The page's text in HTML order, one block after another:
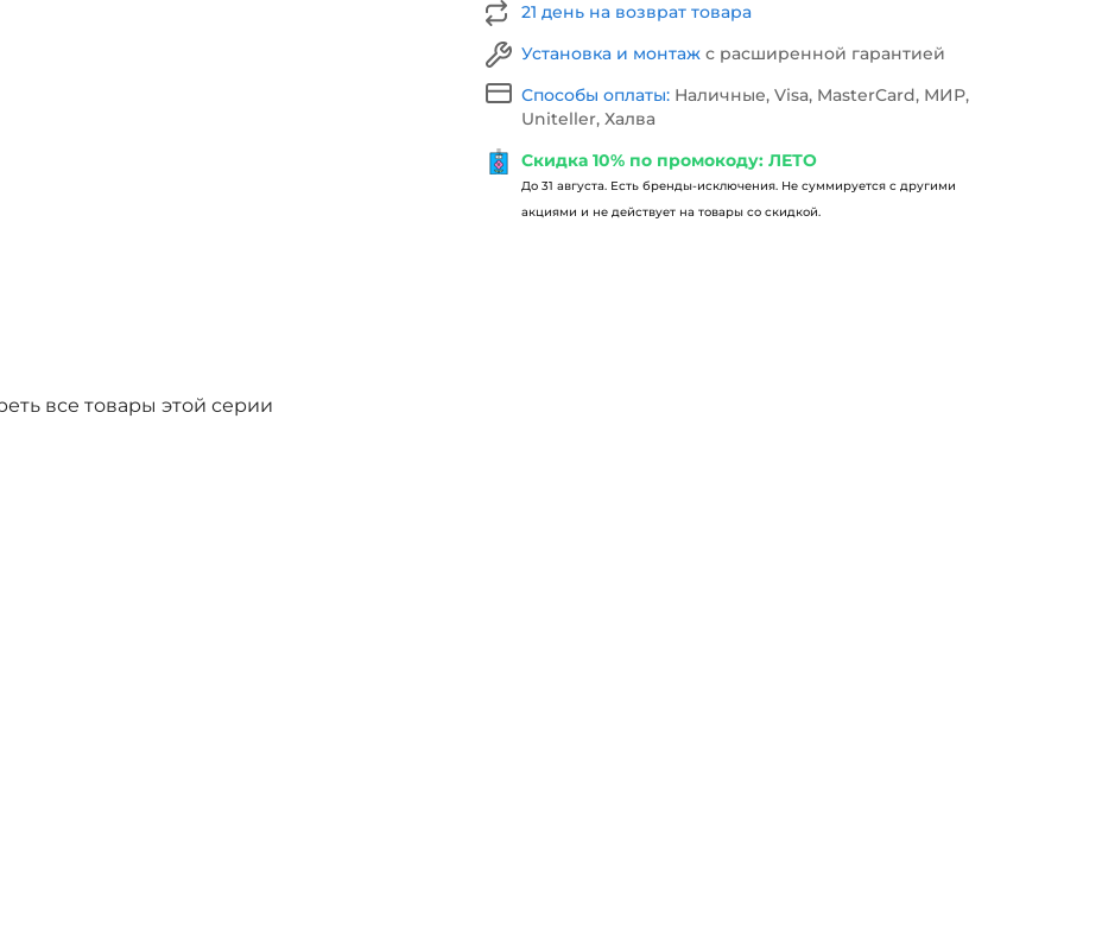
21 день на возврат товара
Установка и монтаж с расширенной гарантией
Способы оплаты: Наличные, Visa, MasterCard, МИР,
Uniteller, Халва
Скидка 10% по промокоду: ЛЕТО
До 31 августа. Есть бренды-исключения. Не суммируется с другими
акциями и не действует на товары со скидкой.
все товары этой серии